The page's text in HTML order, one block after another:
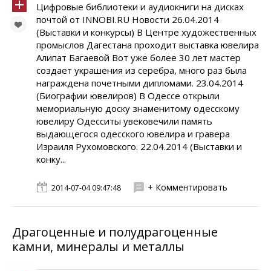
Цифровые библиотеки и аудиокниги на дисках
почтой от INNOBI.RU Новости 26.04.2014
(Выставки и конкурсы) В Центре художественных
промыслов Дагестана проходит выставка ювелира
Алипат Багаевой Вот уже более 30 лет мастер
создает украшения из серебра, много раз была
награждена почетными дипломами. 23.04.2014
(Биографии ювелиров) В Одессе открыли
мемориальную доску знаменитому одесскому
ювелиру Одесситы увековечили память
выдающегося одесского ювелира и гравера
Израиля Рухомовского. 22.04.2014 (Выставки и
конку...
2014-07-04 09:47:48 + Комментировать
Драгоценные и полудрагоценные
камни, минералы и металлы